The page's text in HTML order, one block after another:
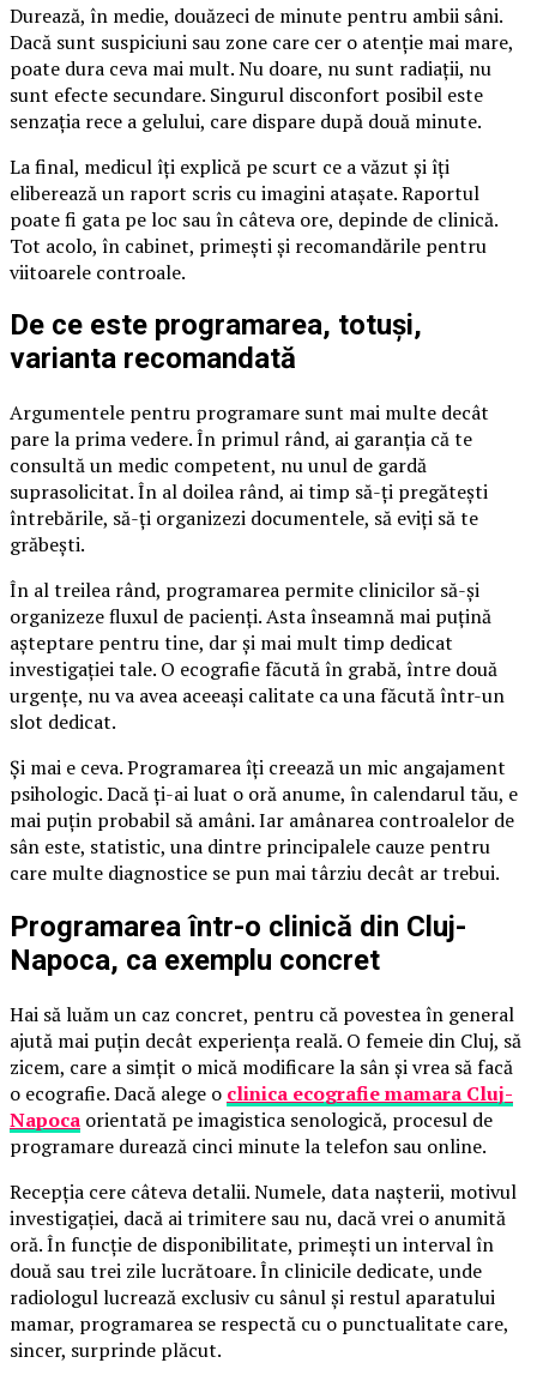
Durează, în medie, douăzeci de minute pentru ambii sâni.
Dacă sunt suspiciuni sau zone care cer o atenție mai mare,
poate dura ceva mai mult. Nu doare, nu sunt radiații, nu
sunt efecte secundare. Singurul disconfort posibil este
senzația rece a gelului, care dispare după două minute.
La final, medicul îți explică pe scurt ce a văzut și îți
eliberează un raport scris cu imagini atașate. Raportul
poate fi gata pe loc sau în câteva ore, depinde de clinică.
Tot acolo, în cabinet, primești și recomandările pentru
viitoarele controale.
De ce este programarea, totuși,
varianta recomandată
Argumentele pentru programare sunt mai multe decât
pare la prima vedere. În primul rând, ai garanția că te
consultă un medic competent, nu unul de gardă
suprasolicitat. În al doilea rând, ai timp să-ți pregătești
întrebările, să-ți organizezi documentele, să eviți să te
grăbești.
În al treilea rând, programarea permite clinicilor să-și
organizeze fluxul de pacienți. Asta înseamnă mai puțină
așteptare pentru tine, dar și mai mult timp dedicat
investigației tale. O ecografie făcută în grabă, între două
urgențe, nu va avea aceeași calitate ca una făcută într-un
slot dedicat.
Și mai e ceva. Programarea îți creează un mic angajament
psihologic. Dacă ți-ai luat o oră anume, în calendarul tău, e
mai puțin probabil să amâni. Iar amânarea controalelor de
sân este, statistic, una dintre principalele cauze pentru
care multe diagnostice se pun mai târziu decât ar trebui.
Programarea într-o clinică din Cluj-
Napoca, ca exemplu concret
Hai să luăm un caz concret, pentru că povestea în general
ajută mai puțin decât experiența reală. O femeie din Cluj, să
zicem, care a simțit o mică modificare la sân și vrea să facă
o ecografie. Dacă alege o clinica ecografie mamara Cluj-
Napoca orientată pe imagistica senologică, procesul de
programare durează cinci minute la telefon sau online.
Recepția cere câteva detalii. Numele, data nașterii, motivul
investigației, dacă ai trimitere sau nu, dacă vrei o anumită
oră. În funcție de disponibilitate, primești un interval în
două sau trei zile lucrătoare. În clinicile dedicate, unde
radiologul lucrează exclusiv cu sânul și restul aparatului
mamar, programarea se respectă cu o punctualitate care,
sincer, surprinde plăcut.